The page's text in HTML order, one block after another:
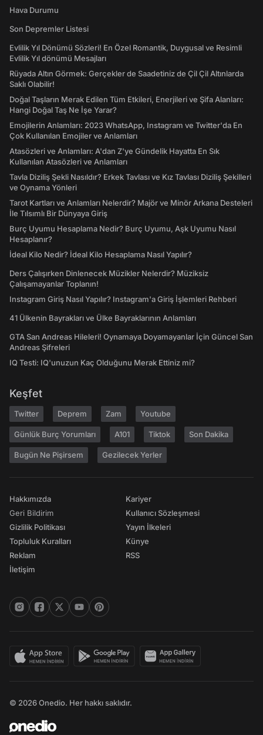
Hava Durumu
Son Depremler Listesi
Evlilik Yıl Dönümü Sözleri! En Özel Romantik, Duygusal ve Resimli
Evlilik Yıl dönümü Mesajları
Rüyada Altın Görmek: Gerçekler de Saadetiniz de Çil Çil Altınlarda
Saklı Olabilir!
Doğal Taşların Merak Edilen Tüm Etkileri, Enerjileri ve Şifa Alanları:
Hangi Doğal Taş Ne İşe Yarar?
Emojilerin Anlamları: 2023 WhatsApp, Instagram ve Twitter'da En
Çok Kullanılan Emojiler ve Anlamları
Atasözleri ve Anlamları: A'dan Z'ye Gündelik Hayatta En Sık
Kullanılan Atasözleri ve Anlamları
Tavla Diziliş Şekli Nasıldır? Erkek Tavlası ve Kız Tavlası Diziliş Şekilleri
ve Oynama Yönleri
Tarot Kartları ve Anlamları Nelerdir? Majör ve Minör Arkana Desteleri
İle Tılsımlı Bir Dünyaya Giriş
Burç Uyumu Hesaplama Nedir? Burç Uyumu, Aşk Uyumu Nasıl
Hesaplanır?
İdeal Kilo Nedir? İdeal Kilo Hesaplama Nasıl Yapılır?
Ders Çalışırken Dinlenecek Müzikler Nelerdir? Müziksiz
Çalışamayanlar Toplanın!
Instagram Giriş Nasıl Yapılır? Instagram'a Giriş İşlemleri Rehberi
41 Ülkenin Bayrakları ve Ülke Bayraklarının Anlamları
GTA San Andreas Hileleri! Oynamaya Doyamayanlar İçin Güncel San
Andreas Şifreleri
IQ Testi: IQ'unuzun Kaç Olduğunu Merak Ettiniz mi?
Keşfet
Twitter Deprem Zam Youtube
Günlük Burç Yorumları A101 Tiktok Son Dakika
Bugün Ne Pişirsem Gezilecek Yerler
Hakkımızda
Geri Bildirim
Gizlilik Politikası
Topluluk Kuralları
Reklam
İletişim
Kariyer
Kullanıcı Sözleşmesi
Yayın İlkeleri
Künye
RSS
© 2026 Onedio. Her hakkı saklıdır.